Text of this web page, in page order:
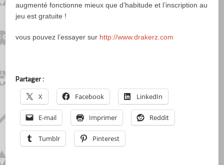
augmenté fonctionne mieux que d’habitude et l’inscription au
jeu est gratuite !
vous pouvez l’essayer sur http://www.drakerz.com
Partager :
X Facebook LinkedIn
E-mail Imprimer Reddit
Tumblr Pinterest